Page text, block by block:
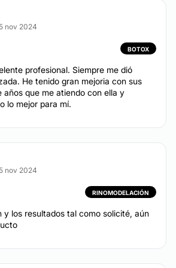
nov 2024
BOTOX
profesional. Siempre me dió
He tenido gran mejoria con sus
años que me atiendo con ella y
lo mejor para mí.
nov 2024
RINOMODELACIÓN
y los resultados tal como solicité, aún